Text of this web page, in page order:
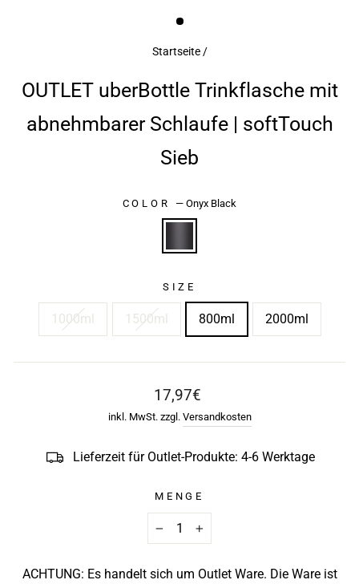
Startseite /
OUTLET uberBottle Trinkflasche mit
abnehmbarer Schlaufe | softTouch
Sieb
COLOR —Onyx Black
SIZE
1000ml 1500ml 800ml 2000ml
Normaler
Preis
17,97€
inkl. MwSt. zzgl. Versandkosten
Lieferzeit für Outlet-Produkte: 4-6 Werktage
MENGE
+
ACHTUNG: Es handelt sich um Outlet Ware. Die Ware ist